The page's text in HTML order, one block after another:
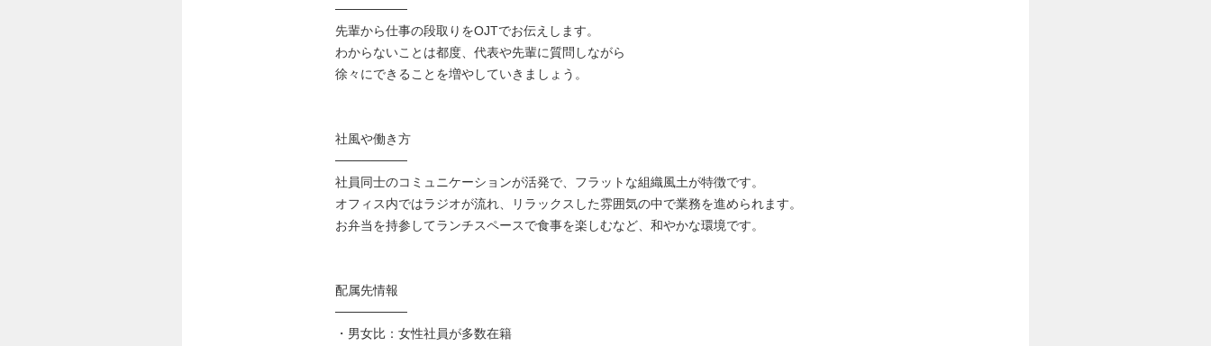
────────
先輩から仕事の段取りをOJTでお伝えします。
わからないことは都度、代表や先輩に質問しながら
徐々にできることを増やしていきましょう。
社風や働き方
────────
社員同士のコミュニケーションが活発で、フラットな組織風土が特徴です。
オフィス内ではラジオが流れ、リラックスした雰囲気の中で業務を進められます。
お弁当を持参してランチスペースで食事を楽しむなど、和やかな環境です。
配属先情報
────────
・男女比：女性社員が多数在籍